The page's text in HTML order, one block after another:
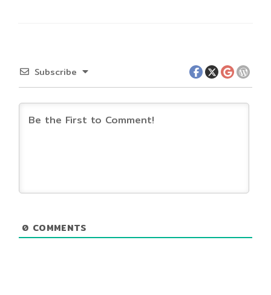
Subscribe
0 COMMENTS